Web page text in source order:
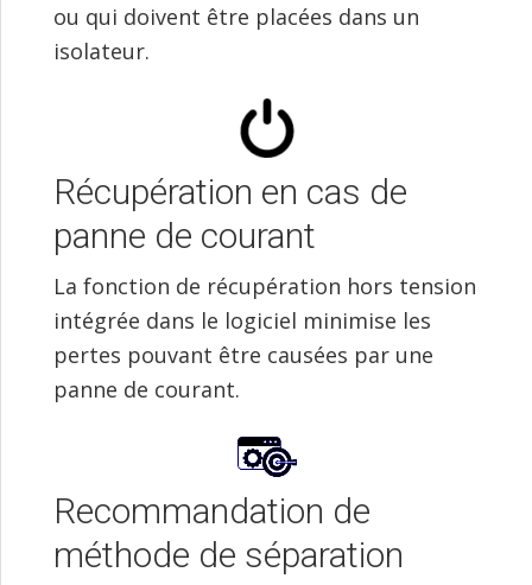
ou qui doivent être placées dans un
isolateur.
Récupération en cas de
panne de courant
La fonction de récupération hors tension
intégrée dans le logiciel minimise les
pertes pouvant être causées par une
panne de courant.
Recommandation de
méthode de séparation